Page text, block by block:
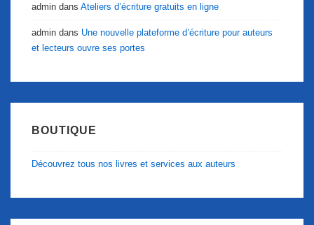
admin dans Ateliers d’écriture gratuits en ligne
admin dans Une nouvelle plateforme d’écriture pour auteurs
et lecteurs ouvre ses portes
BOUTIQUE
Découvrez tous nos livres et services aux auteurs